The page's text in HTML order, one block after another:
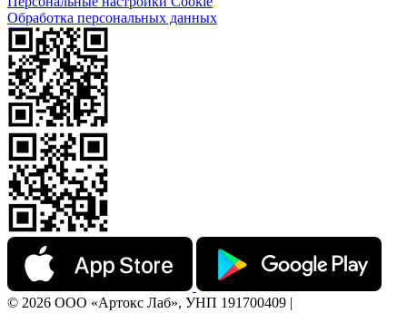
Обработка персональных данных
© 2026 ООО «Артокс Лаб», УНП 191700409 |